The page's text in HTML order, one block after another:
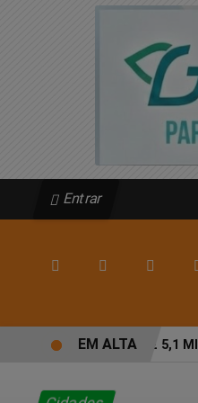
Entrar
AGEHAB ABRE 5,1
EM ALTA